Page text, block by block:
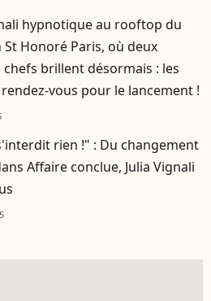
hypnotique au rooftop du
Honoré Paris, où deux
chefs brillent désormais : les
vous pour le lancement !
rien !" : Du changement
Affaire conclue, Julia Vignali